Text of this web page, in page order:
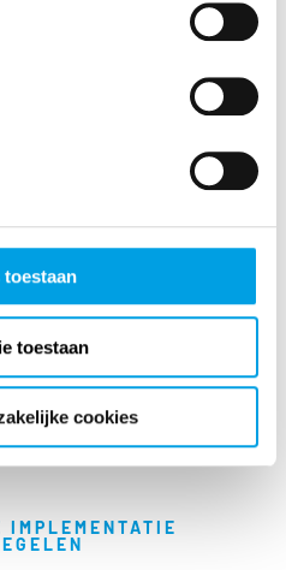
toestaan
toestaan
cookies
IMPLEMENTATIE